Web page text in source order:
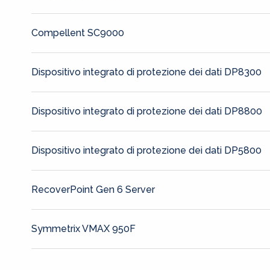
Compellent SC9000
Dispositivo integrato di protezione dei dati DP8300
Dispositivo integrato di protezione dei dati DP8800
Dispositivo integrato di protezione dei dati DP5800
RecoverPoint Gen 6 Server
Symmetrix VMAX 950F